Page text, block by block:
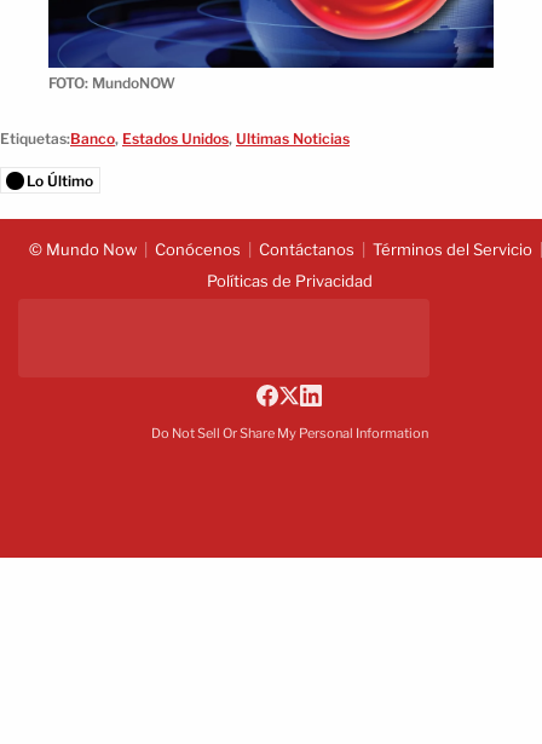
FOTO: MundoNOW
Etiquetas:Banco, Estados Unidos, Ultimas Noticias
Lo Último
© Mundo Now Conócenos Contáctanos
Términos del Servicio
Políticas de Privacidad
Do Not Sell Or Share My Personal Information